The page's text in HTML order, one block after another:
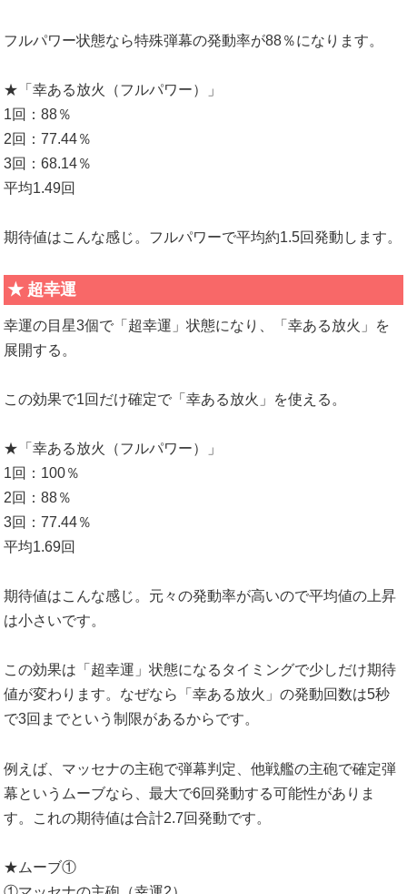
フルパワー状態なら特殊弾幕の発動率が88％になります。
★「幸ある放火（フルパワー）」
1回：88％
2回：77.44％
3回：68.14％
平均1.49回
期待値はこんな感じ。フルパワーで平均約1.5回発動します。
超幸運
幸運の目星3個で「超幸運」状態になり、「幸ある放火」を
展開する。
この効果で1回だけ確定で「幸ある放火」を使える。
★「幸ある放火（フルパワー）」
1回：100％
2回：88％
3回：77.44％
平均1.69回
期待値はこんな感じ。元々の発動率が高いので平均値の上昇
は小さいです。
この効果は「超幸運」状態になるタイミングで少しだけ期待
値が変わります。なぜなら「幸ある放火」の発動回数は5秒
で3回までという制限があるからです。
例えば、マッセナの主砲で弾幕判定、他戦艦の主砲で確定弾
幕というムーブなら、最大で6回発動する可能性がありま
す。これの期待値は合計2.7回発動です。
★ムーブ①